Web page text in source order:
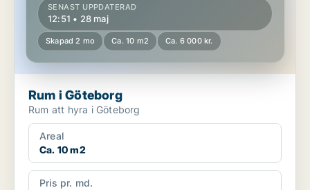
SENAST UPPDATERAD
12:51 • 28 maj
Skapad 2 mo Ca. 10 m2 Ca. 6 000 kr.
Rum i Göteborg
Rum att hyra i Göteborg
Areal
Ca. 10 m2
Pris pr. md.